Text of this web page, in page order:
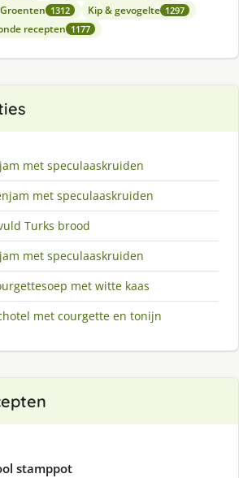
Groenten 1312 Kip & gevogelte 1297
recepten 1177
met speculaaskruiden
met speculaaskruiden
Turks brood
met speculaaskruiden
met witte kaas
met courgette en tonijn
stamppot